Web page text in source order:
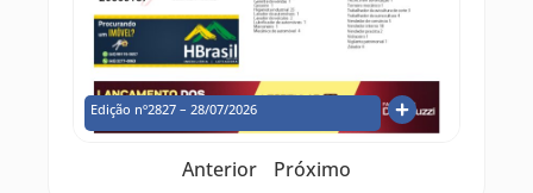
Edição nº2827 – 28/07/2026
Anterior Próximo